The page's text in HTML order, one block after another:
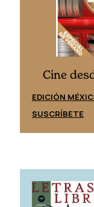
Cine
EDICIÓN
SUSCRÍBETE